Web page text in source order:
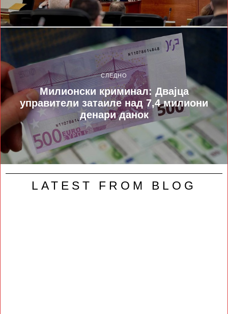
СЛЕДНО
Милионски криминал: Двајца
управители затаиле над 7,4 милиони
денари данок
LATEST FROM BLOG